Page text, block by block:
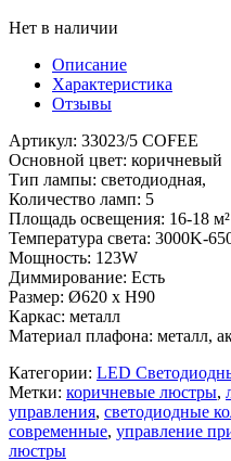
Нет в наличии
Описание
Характеристика
Отзывы
Артикул: 33023/5 COFEE
Основной цвет: коричневый
Тип лампы: светодиодная,
Количество ламп: 5
Площадь освещения: 16-18 м²
Температура света: 3000K-
Мощность: 123W
Диммирование: Есть
Размер: Ø620 x H90
Каркас: металл
Материал плафона: металл,
Категории: LED
Метки: коричневые люстры,
управления, светодиодные
современные, управление
люстры